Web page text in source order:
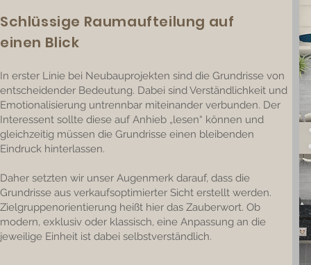
Schlüssige Raumaufteilung auf
einen Blick
In erster Linie bei Neubauprojekten sind die Grundrisse von
entscheidender Bedeutung. Dabei sind Verständlichkeit und
Emotionalisierung untrennbar miteinander verbunden. Der
Interessent sollte diese auf Anhieb „lesen“ können und
gleichzeitig müssen die Grundrisse einen bleibenden
Eindruck hinterlassen.
Daher setzten wir unser Augenmerk darauf, dass die
Grundrisse aus verkaufsoptimierter Sicht erstellt werden.
Zielgruppenorientierung heißt hier das Zauberwort. Ob
modern, exklusiv oder klassisch, eine Anpassung an die
jeweilige Einheit ist dabei selbstverständlich.